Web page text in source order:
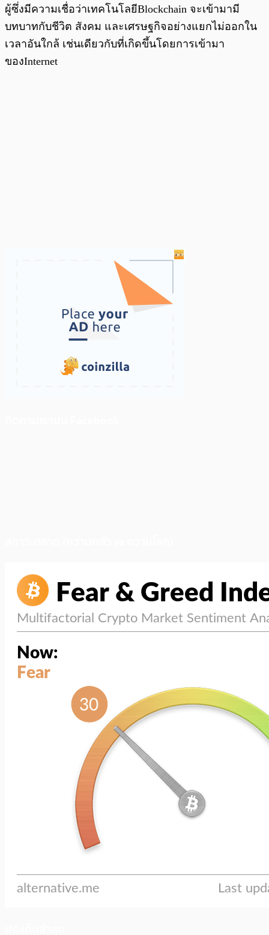
ผู้ซึ่งมีความเชื่อว่าเทคโนโลยีBlockchain จะเข้ามามี
บทบาทกับชีวิต สังคม และเศรษฐกิจอย่างแยกไม่ออกใน
เวลาอันใกล้ เช่นเดียวกับที่เกิดขึ้นโดยการเข้ามา
ของInternet